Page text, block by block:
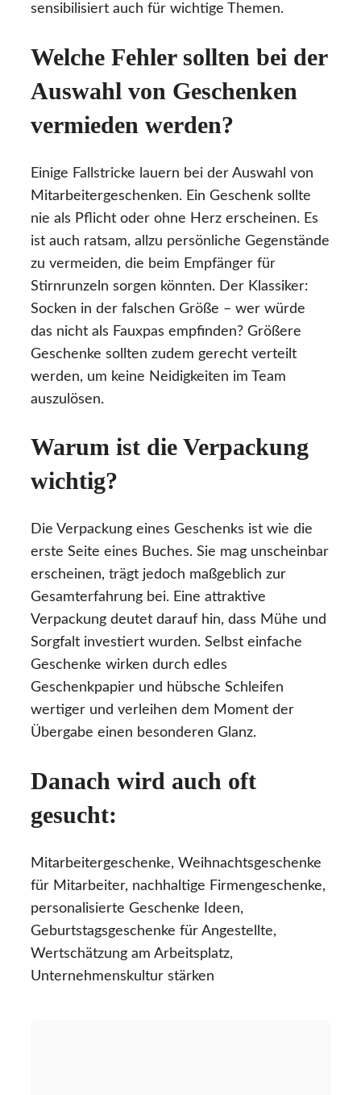
sensibilisiert auch für wichtige Themen.
Welche Fehler sollten bei der
Auswahl von Geschenken
vermieden werden?
Einige Fallstricke lauern bei der Auswahl von
Mitarbeitergeschenken. Ein Geschenk sollte
nie als Pflicht oder ohne Herz erscheinen. Es
ist auch ratsam, allzu persönliche Gegenstände
zu vermeiden, die beim Empfänger für
Stirnrunzeln sorgen könnten. Der Klassiker:
Socken in der falschen Größe – wer würde
das nicht als Fauxpas empfinden? Größere
Geschenke sollten zudem gerecht verteilt
werden, um keine Neidigkeiten im Team
auszulösen.
Warum ist die Verpackung
wichtig?
Die Verpackung eines Geschenks ist wie die
erste Seite eines Buches. Sie mag unscheinbar
erscheinen, trägt jedoch maßgeblich zur
Gesamterfahrung bei. Eine attraktive
Verpackung deutet darauf hin, dass Mühe und
Sorgfalt investiert wurden. Selbst einfache
Geschenke wirken durch edles
Geschenkpapier und hübsche Schleifen
wertiger und verleihen dem Moment der
Übergabe einen besonderen Glanz.
Danach wird auch oft
gesucht:
Mitarbeitergeschenke, Weihnachtsgeschenke
für Mitarbeiter, nachhaltige Firmengeschenke,
personalisierte Geschenke Ideen,
Geburtstagsgeschenke für Angestellte,
Wertschätzung am Arbeitsplatz,
Unternehmenskultur stärken